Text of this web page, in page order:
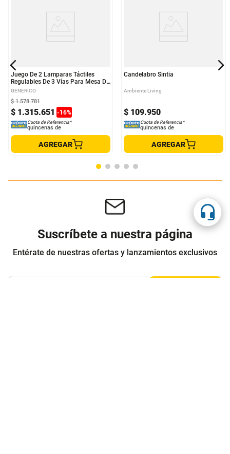
Juego De 2 Lamparas Táctiles
Regulables De 3 Vías Para Mesa De
Dormitorio Color Beige
GENERICO
$ 1.315.651 -16%
$ 1.578.781
Cuota de Referencia*
quincenas de
AGREGAR
Candelabro Sintia
Ambiente Living
$ 109.950
Cuota de Referencia*
quincenas de
AGREGAR
Suscríbete a nuestra página
Entérate de nuestras ofertas y lanzamientos exclusivos